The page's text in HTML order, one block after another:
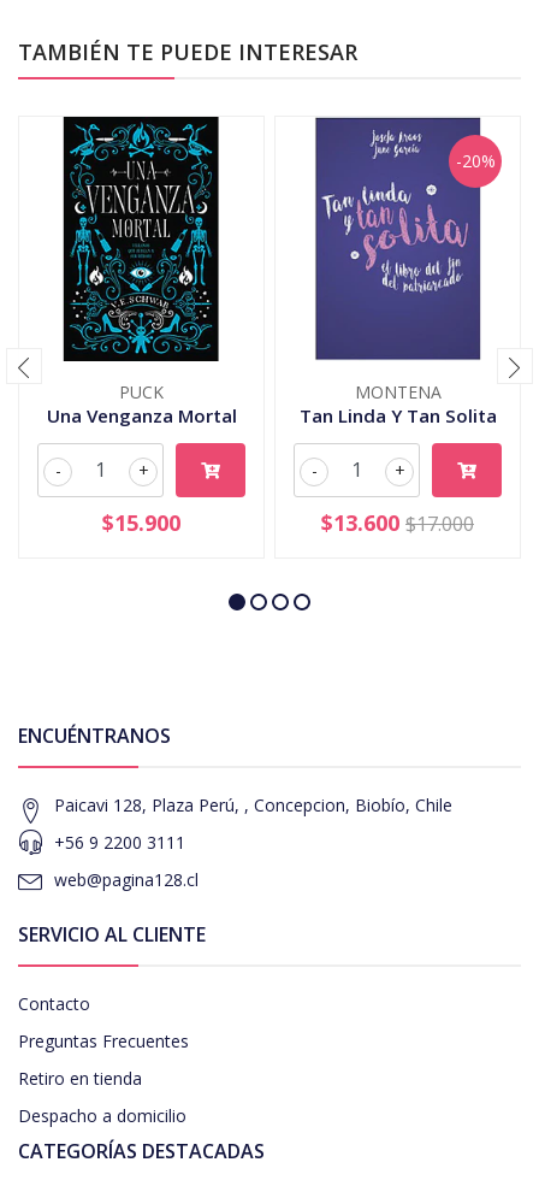
TAMBIÉN TE PUEDE INTERESAR
PUCK
Una Venganza Mortal
+
-
$15.900
-20%
MONTENA
Tan Linda Y Tan Solita
+
-
$13.600 $17.000
ENCUÉNTRANOS
Paicavi 128, Plaza Perú, , Concepcion, Biobío, Chile
+56 9 2200 3111
web@pagina128.cl
SERVICIO AL CLIENTE
Contacto
Preguntas Frecuentes
Retiro en tienda
Despacho a domicilio
CATEGORÍAS DESTACADAS